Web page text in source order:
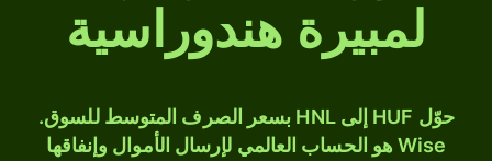
لمبيرة هندوراسية
حوّل HUF إلى HNL بسعر الصرف المتوسط للسوق.
Wise هو الحساب العالمي لإرسال الأموال وإنفاقها